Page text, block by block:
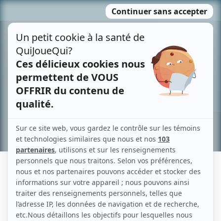
MENU
contenu
Recherche avancée »
FRÉDÉRIC KHAWAM
Liens
Fiche de Frédéric Khawam sur Showbizz.net